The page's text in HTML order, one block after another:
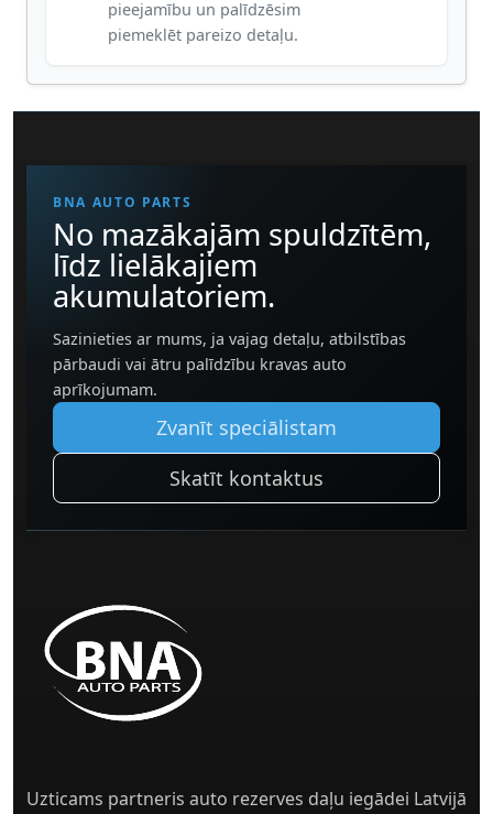
pieejamību un palīdzēsim
piemeklēt pareizo detaļu.
BNA AUTO PARTS
No mazākajām spuldzītēm,
līdz lielākajiem
akumulatoriem.
Sazinieties ar mums, ja vajag detaļu, atbilstības
pārbaudi vai ātru palīdzību kravas auto
aprīkojumam.
Zvanīt speciālistam
Skatīt kontaktus
Uzticams partneris auto rezerves daļu iegādei Latvijā